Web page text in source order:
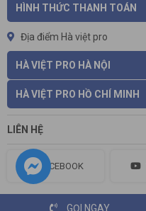
HÌNH THỨC THANH TOÁN
Địa điểm Hà việt pro
HÀ VIỆT PRO HÀ NỘI
HÀ VIỆT PRO HỒ CHÍ MINH
LIÊN HỆ
FACEBOOK
GỌI NGAY